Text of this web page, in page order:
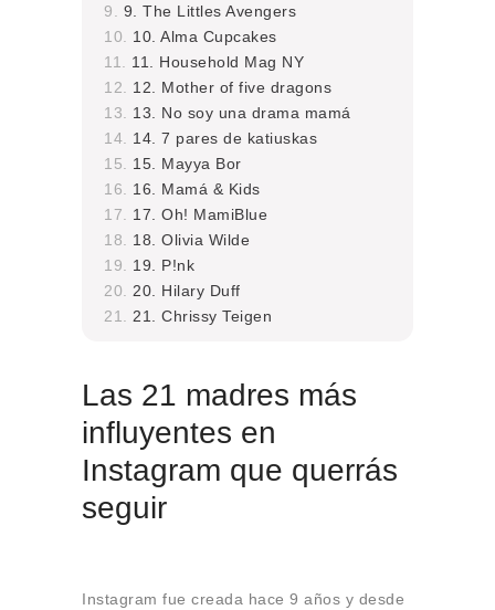
9. The Littles Avengers
10. Alma Cupcakes
11. Household Mag NY
12. Mother of five dragons
13. No soy una drama mamá
14. 7 pares de katiuskas
15. Mayya Bor
16. Mamá & Kids
17. Oh! MamiBlue
18. Olivia Wilde
19. P!nk
20. Hilary Duff
21. Chrissy Teigen
Las 21 madres más
influyentes en
Instagram que querrás
seguir
Instagram fue creada hace 9 años y desde